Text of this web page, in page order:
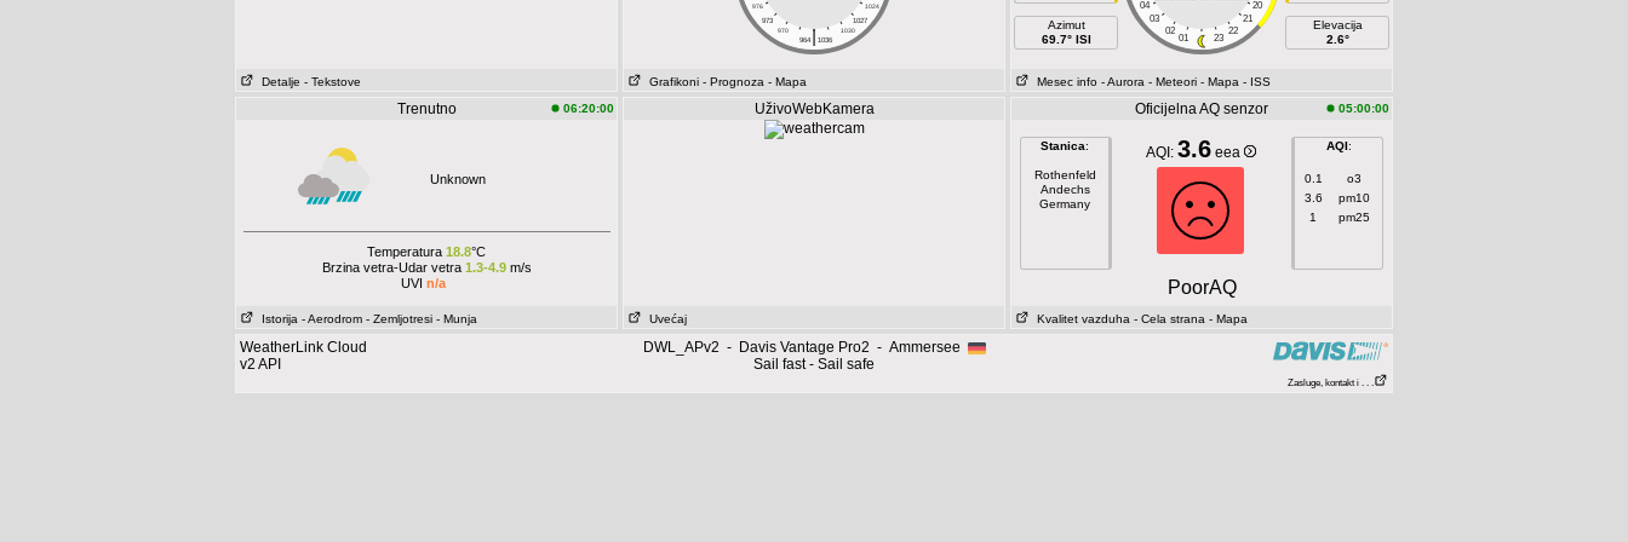
Detalje - Tekstove
976
1024
973
1027
970
1030
|
964 1036
Grafikoni - Prognoza - Mapa
Azimut
69.7° ISI
04
20
03
21
02
22
01 23
Elevacija
2.6°
Mesec info - Aurora - Meteori - Mapa - ISS
Trenutno 06:20:00
Unknown
Temperatura 18.8°C
Brzina vetra-Udar vetra 1.3-4.9m/s
UVI n/a
Istorija - Aerodrom - Zemljotresi - Munja
UživoWebKamera
Uvećaj
Oficijelna AQ senzor 05:00:00
Stanica:
Rothenfeld
Andechs
Germany
AQI: 3.6 eea AQI:
0.1
o3
3.6
pm10
1
pm25
PoorAQ
Kvalitet vazduha - Cela strana - Mapa
WeatherLink Cloud
v2 API
DWL_APv2 - Davis Vantage Pro2 - Ammersee
Sail fast - Sail safe
Zasluge, kontakt i . . .